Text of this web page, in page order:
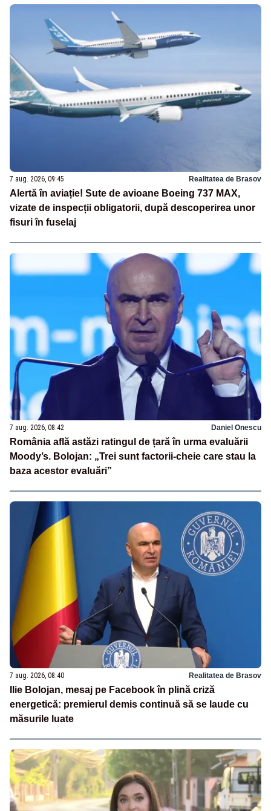
7 aug. 2026, 09:45 Realitatea de Brasov
Alertă în aviație! Sute de avioane Boeing 737 MAX,
vizate de inspecții obligatorii, după descoperirea unor
fisuri în fuselaj
7 aug. 2026, 08:42 Daniel Onescu
România află astăzi ratingul de țară în urma evaluării
Moody’s. Bolojan: „Trei sunt factorii-cheie care stau la
baza acestor evaluări”
7 aug. 2026, 08:40 Realitatea de Brasov
Ilie Bolojan, mesaj pe Facebook în plină criză
energetică: premierul demis continuă să se laude cu
măsurile luate